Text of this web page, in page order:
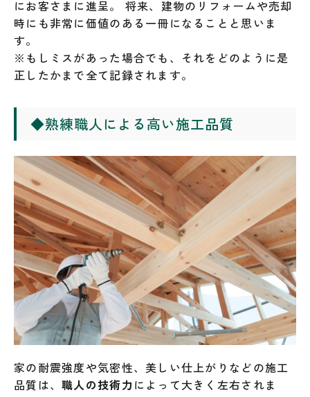
にお客さまに進呈。 将来、建物のリフォームや売却
時にも非常に価値のある一冊になることと思いま
す。
※もしミスがあった場合でも、それをどのように是
正したかまで全て記録されます。
◆熟練職人による高い施工品質
家の耐震強度や気密性、美しい仕上がりなどの施工
品質は、職人の技術力 によって大きく左右されま